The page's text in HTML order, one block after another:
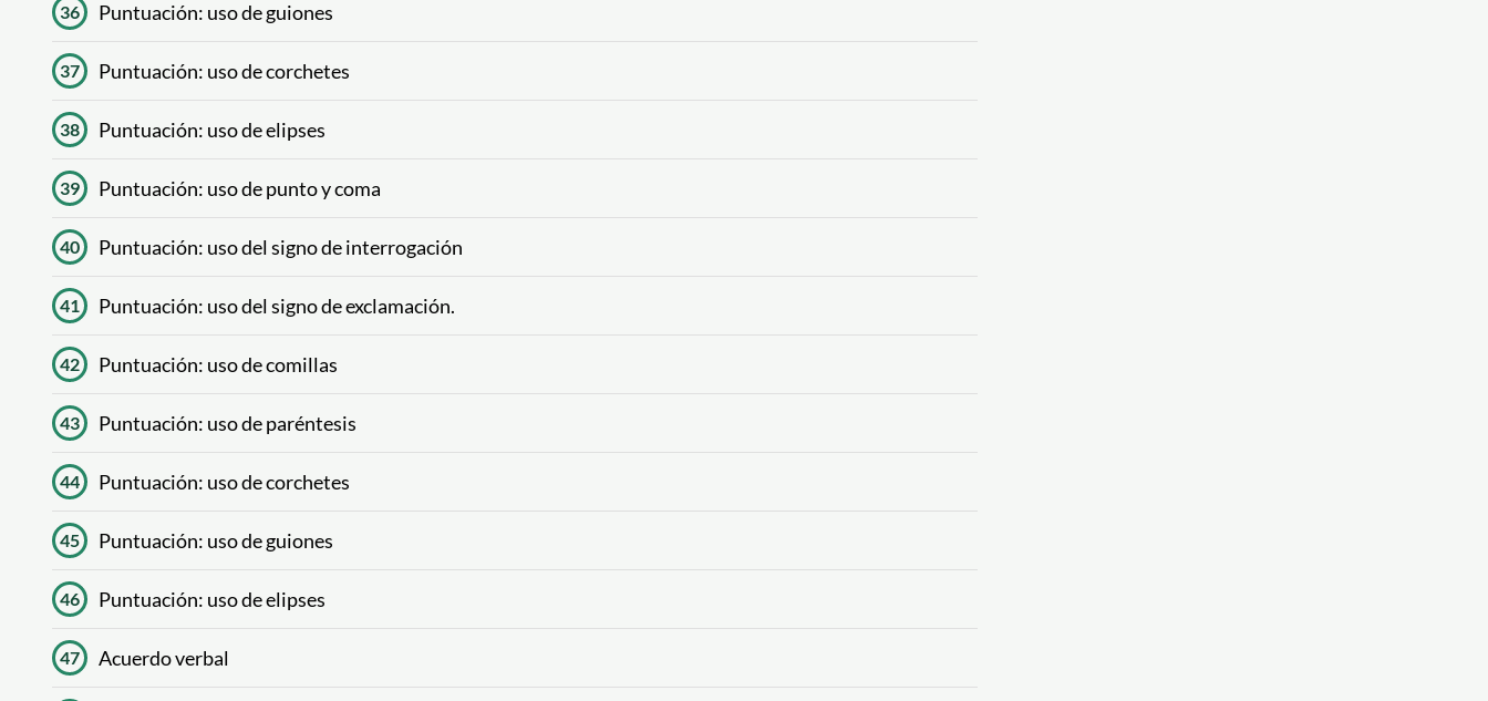
36 Puntuación: uso de guiones
37 Puntuación: uso de corchetes
38 Puntuación: uso de elipses
39 Puntuación: uso de punto y coma
40 Puntuación: uso del signo de interrogación
41 Puntuación: uso del signo de exclamación.
42 Puntuación: uso de comillas
43 Puntuación: uso de paréntesis
44 Puntuación: uso de corchetes
45 Puntuación: uso de guiones
46 Puntuación: uso de elipses
47 Acuerdo verbal